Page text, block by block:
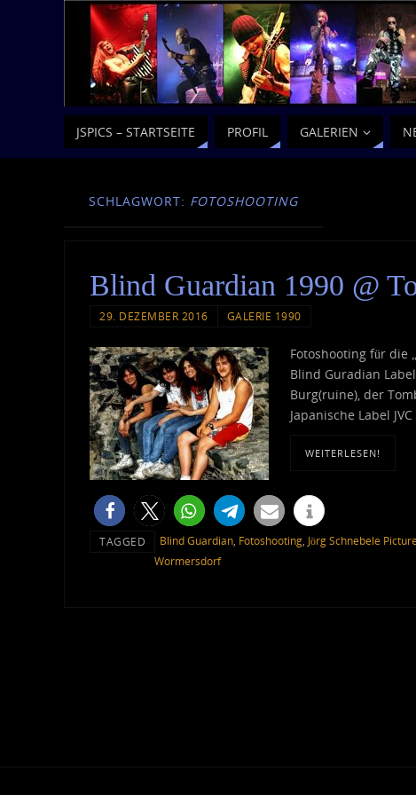
JSPICS – STARTSEITE PROFIL GALERIEN
SCHLAGWORT: FOTOSHOOTING
Blind Guardian 1990 @
29. DEZEMBER 2016 GALERIE 1990
Fotoshooting für die
Blind Guradian
Burg(ruine), der
Japanische Label
WEITERLESEN!
TAGGED Blind Guardian Fotoshooting Jörg Schnebele
Wormersdorf